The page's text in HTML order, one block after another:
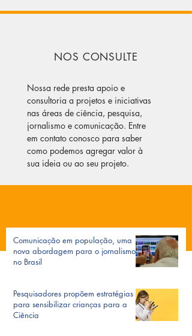
NOS CONSULTE
Nossa rede presta apoio e
consultoria a projetos e iniciativas
nas áreas de ciência, pesquisa,
jornalismo e comunicação. Entre
em contato conosco para saber
como podemos agregar valor à
sua ideia ou ao seu projeto.
OBSERVATÓRIO DA IMPRENSA
Comunicação em população, uma
nova abordagem para o jornalismo
no Brasil
Pesquisadores propõem estratégias
para sensibilizar crianças para a
Ciência